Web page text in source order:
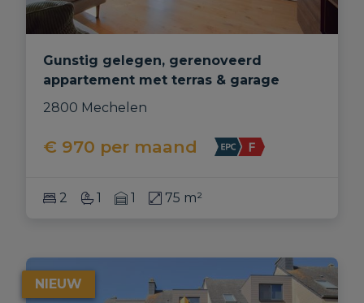
Gunstig gelegen, gerenoveerd
appartement met terras & garage
2800 Mechelen
€ 970 per maand
2 1 1 75 m²
NIEUW